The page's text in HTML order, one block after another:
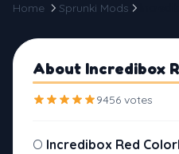
Home Sprunki Mods
About Incredibox
9456 votes
O Incredibox Red